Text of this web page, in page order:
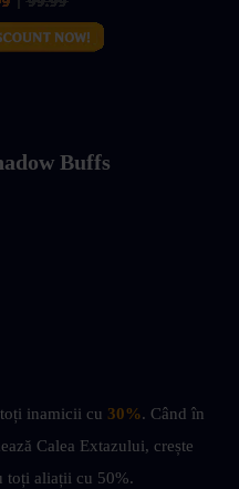
Buffs
inamicii cu 30%. Când în
Calea Extazului, crește
toți aliații cu 50%.